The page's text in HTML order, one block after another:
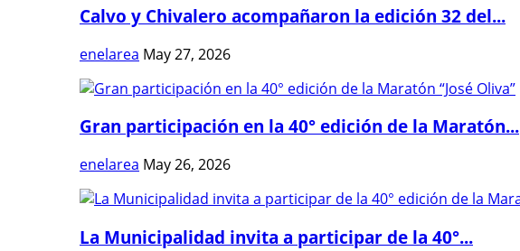
Calvo y Chivalero acompañaron la edición 32 del...
enelarea May 27, 2026
Gran participación en la 40° edición de la Maratón...
enelarea May 26, 2026
La Municipalidad invita a participar de la 40°...